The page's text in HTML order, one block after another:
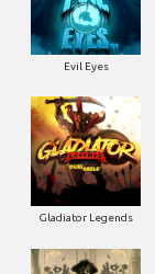
Evil Eyes
Gladiator Legends